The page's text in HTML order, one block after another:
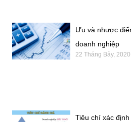
Ưu và nhược
doanh nghiệp
22 Tháng Bảy, 2020
Tiêu chí xác